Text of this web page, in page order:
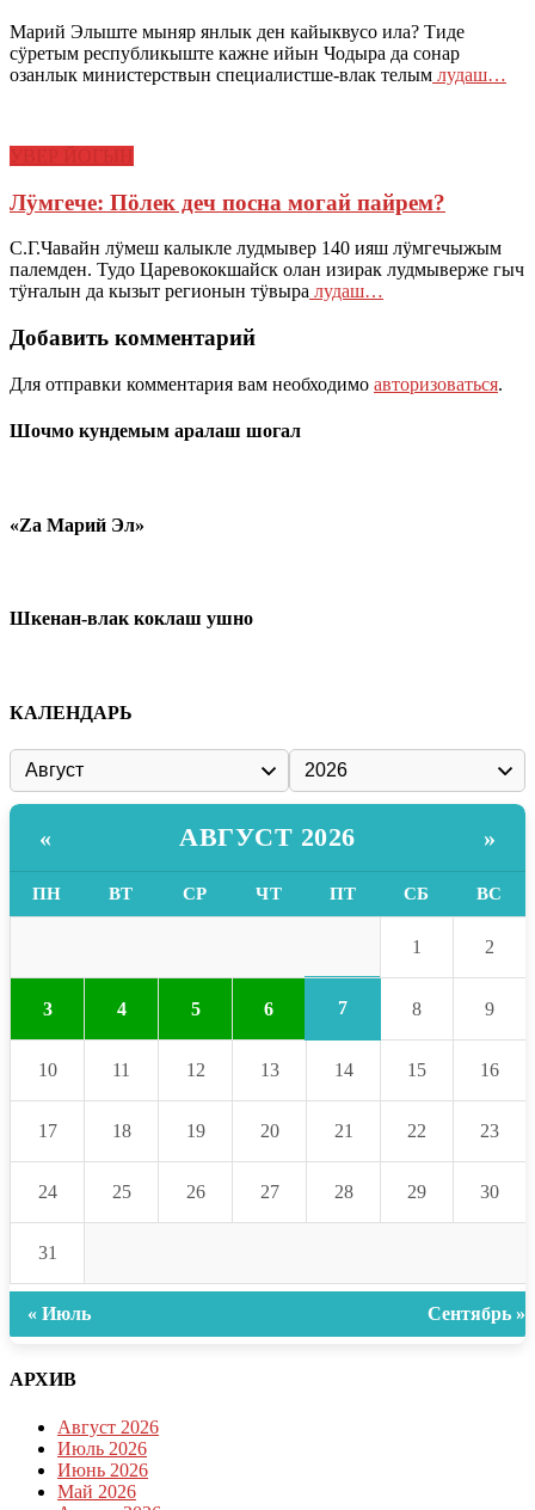
Марий Элыште мыняр янлык ден кайыквусо ила? Тиде
сӱретым республикыште кажне ийын Чодыра да сонар
озанлык министерствын специалистше-влак телым лудаш…
Лӱмгече: Пӧлек деч посна могай пайрем?
С.Г.Чавайн лӱмеш калыкле лудмывер 140 ияш лӱмгечыжым
палемден. Тудо Царевококшайск олан изирак лудмыверже гыч
тӱҥалын да кызыт регионын тӱвыра лудаш…
Добавить комментарий
Для отправки комментария вам необходимо авторизоваться.
Шочмо кундемым аралаш шогал
«Zа Марий Эл»
Шкенан-влак коклаш ушно
КАЛЕНДАРЬ
« АВГУСТ 2026 »
ПН ВТ СР ЧТ ПТ СБ ВС
1 2
3 4 5 6 7 8 9
10 11 12 13 14 15 16
17 18 19 20 21 22 23
24 25 26 27 28 29 30
31
« Июль Сентябрь »
АРХИВ
Август 2026
Июль 2026
Июнь 2026
Май 2026